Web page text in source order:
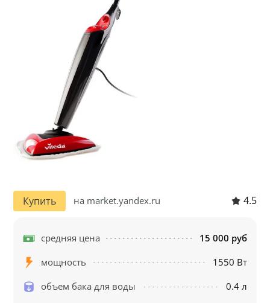
Купить на market.yandex.ru 4.5
средняя цена
15 000 руб
мощность
1550 Вт
объем бака для воды
0.4 л